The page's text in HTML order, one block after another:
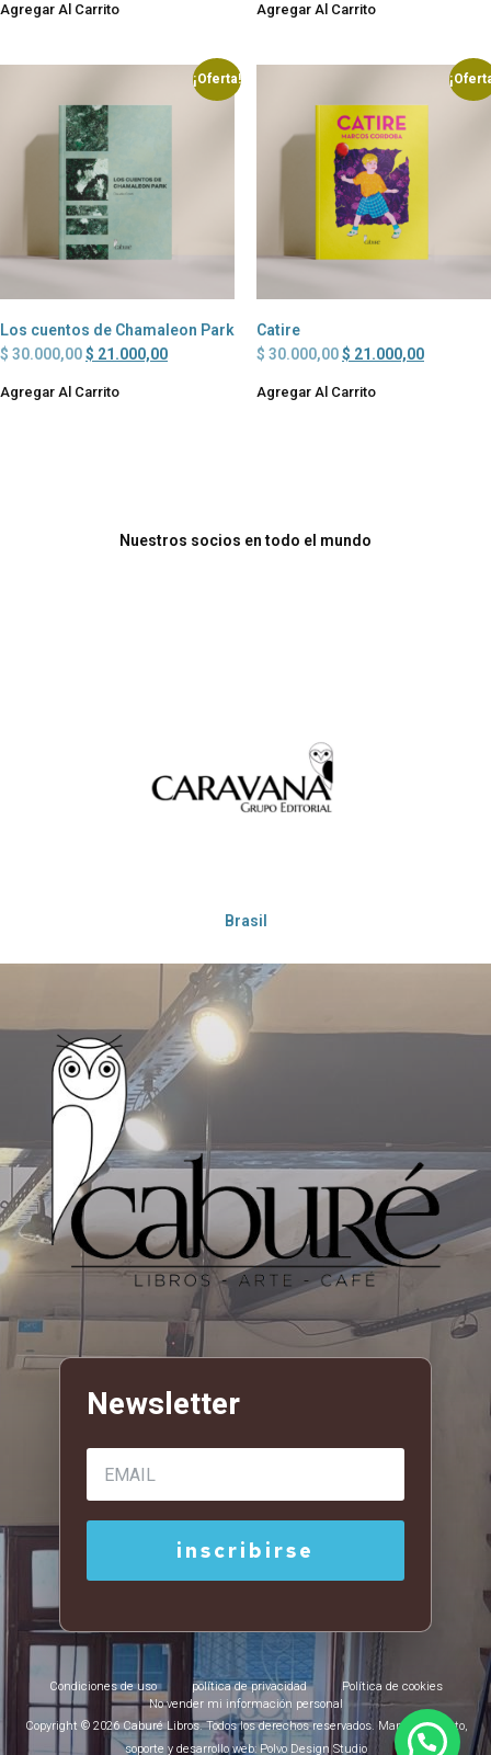
Agregar Al Carrito Agregar Al Carrito
¡Oferta!
Los cuentos de Chamaleon Park
$ 30.000,00$ 21.000,00
Agregar Al Carrito
Catire
$ 30.000,00$ 21.000,00
Agregar Al Carrito
Nuestros socios en todo el mundo
Brasil
Condiciones de uso política de privacidad
Política de cookies
No vender mi información personal
Copyright © 2026 Caburé Libros. Todos los derechos reservados. Mantenimiento,
soporte y desarrollo web: Polvo Design Studio